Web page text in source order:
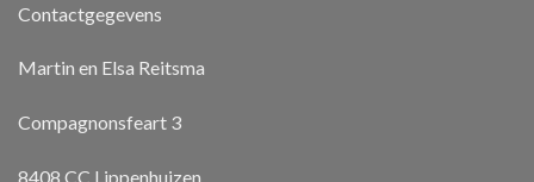
Contactgegevens
Martin en Elsa Reitsma
Compagnonsfeart 3
8408 CC Lippenhuizen